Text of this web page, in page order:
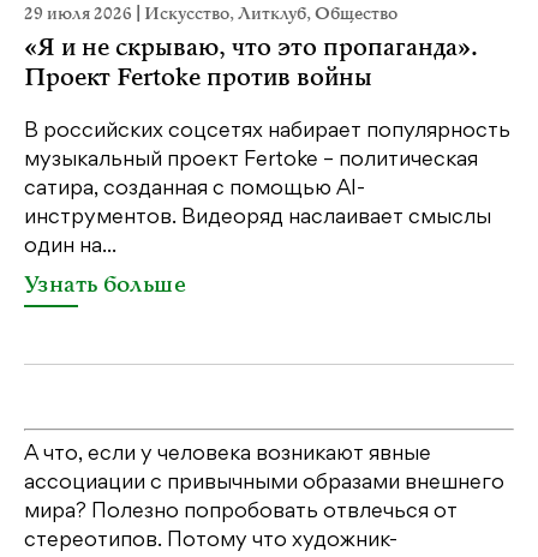
29 июля 2026 Искусство,Литклуб,Общество
«Я и не скрываю, что это пропаганда».
Проект Fertoke против войны
В российских соцсетях набирает популярность
музыкальный проект Fertoke – политическая
сатира, созданная с помощью AI-
инструментов. Видеоряд наслаивает смыслы
один на...
Узнать больше
А что, если у человека возникают явные
ассоциации с привычными образами внешнего
мира? Полезно попробовать отвлечься от
стереотипов. Потому что художник-